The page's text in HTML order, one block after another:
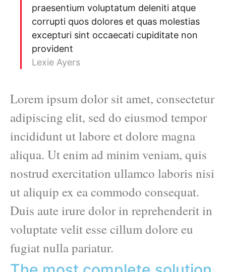
praesentium voluptatum deleniti atque
corrupti quos dolores et quas molestias
excepturi sint occaecati cupiditate non
provident
Lexie Ayers
Lorem ipsum dolor sit amet, consectetur
adipiscing elit, sed do eiusmod tempor
incididunt ut labore et dolore magna
aliqua. Ut enim ad minim veniam, quis
nostrud exercitation ullamco laboris nisi
ut aliquip ex ea commodo consequat.
Duis aute irure dolor in reprehenderit in
voluptate velit esse cillum dolore eu
fugiat nulla pariatur.